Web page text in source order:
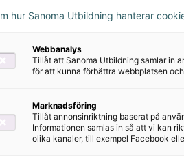
hur Sanoma Utbildning hanterar
Webbanalys
Tillåt att Sanoma Utbildning samlar in
för att kunna förbättra webbplatsen
Marknadsföring
Tillåt annonsinriktning baserat på
Informationen samlas in så att vi kan
olika kanaler, till exempel Facebook